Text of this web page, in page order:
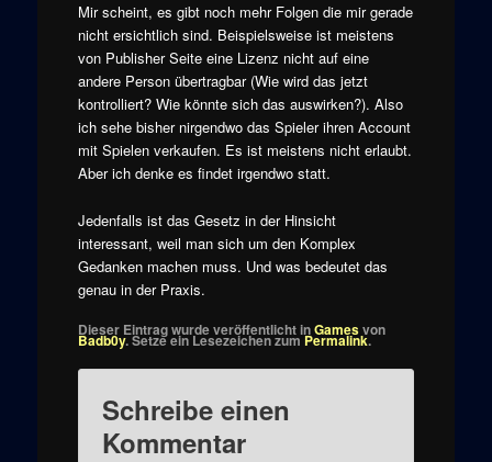
Mir scheint, es gibt noch mehr Folgen die mir gerade
nicht ersichtlich sind. Beispielsweise ist meistens
von Publisher Seite eine Lizenz nicht auf eine
andere Person übertragbar (Wie wird das jetzt
kontrolliert? Wie könnte sich das auswirken?). Also
ich sehe bisher nirgendwo das Spieler ihren Account
mit Spielen verkaufen. Es ist meistens nicht erlaubt.
Aber ich denke es findet irgendwo statt.
Jedenfalls ist das Gesetz in der Hinsicht
interessant, weil man sich um den Komplex
Gedanken machen muss. Und was bedeutet das
genau in der Praxis.
Dieser Eintrag wurde veröffentlicht inGamesvon
Badb0y. Setze ein Lesezeichen zumPermalink.
Schreibe einen
Kommentar